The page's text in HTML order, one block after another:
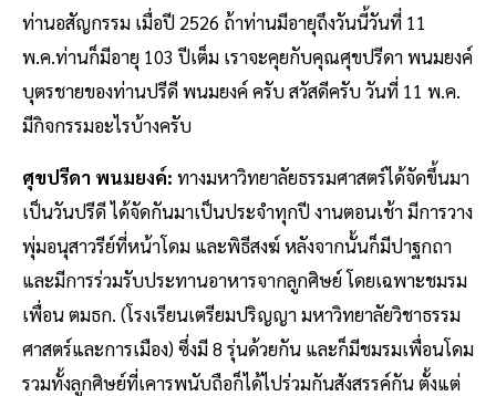
ท่านอสัญกรรม เมื่อปี 2526 ถ้าท่านมีอายุถึงวันนี้วันที่ 11
พ.ค.ท่านก็มีอายุ 103 ปีเต็ม เราจะคุยกับคุณศุขปรีดา พนมยงค์
บุตรชายของท่านปรีดี พนมยงค์ ครับ สวัสดีครับ วันที่ 11 พ.ค.
มีกิจกรรมอะไรบ้างครับ
ศุขปรีดา พนมยงค์: ทางมหาวิทยาลัยธรรมศาสตร์ได้จัดขึ้นมา
เป็นวันปรีดี ได้จัดกันมาเป็นประจำทุกปี งานตอนเช้า มีการวาง
พุ่มอนุสาวรีย์ที่หน้าโดม และพิธีสงฆ์ หลังจากนั้นก็มีปาฐกถา
และมีการร่วมรับประทานอาหารจากลูกศิษย์ โดยเฉพาะชมรม
เพื่อน ตมธก. (โรงเรียนเตรียมปริญญา มหาวิทยาลัยวิชาธรรม
ศาสตร์และการเมือง) ซึ่งมี 8 รุ่นด้วยกัน และก็มีชมรมเพื่อนโดม
รวมทั้งลูกศิษย์ที่เคารพนับถือก็ได้ไปร่วมกันสังสรรค์กัน ตั้งแต่